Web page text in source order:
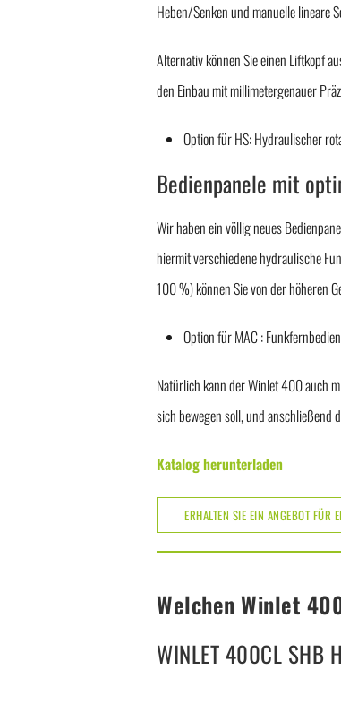
Heben/Senken und manuelle lineare
Alternativ können Sie einen Liftkopf
den Einbau mit millimetergenauer
Option für HS: Hydraulischer
Bedienpanele mit
Wir haben ein völlig neues
hiermit verschiedene hydraulische
100 %) können Sie von der höheren
Option für MAC :
Natürlich kann der Winlet 400 auch
sich bewegen soll, und
Katalog herunterladen
ERHALTEN SIE EIN ANGEBOT FÜR
Welchen Winlet
WINLET 400CL SHB